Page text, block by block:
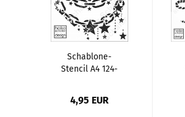
Schablone-
Stencil A4 124-
4,95 EUR